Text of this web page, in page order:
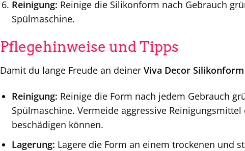
Reinigung: Reinige die Silikonform nach Gebrauch
Spülmaschine.
Pflegehinweise und Tipps
Damit du lange Freude an deiner Viva Decor Silikonform
Reinigung: Reinige die Form nach jedem Gebrauch
Spülmaschine. Vermeide aggressive
beschädigen können.
Lagerung: Lagere die Form an einem trockenen und